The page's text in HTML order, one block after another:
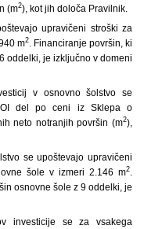
(m2), kot jih določa Pravilnik.
upravičeni stroški za
m2. Financiranje površin, ki
oddelki, je izključno v domeni
v osnovno šolstvo se
del po ceni iz Sklepa o
neto notranjih površin (m2),
se upoštevajo upravičeni
šole v izmeri 2.146 m2.
osnovne šole z 9 oddelki, je
investicije se za vsakega